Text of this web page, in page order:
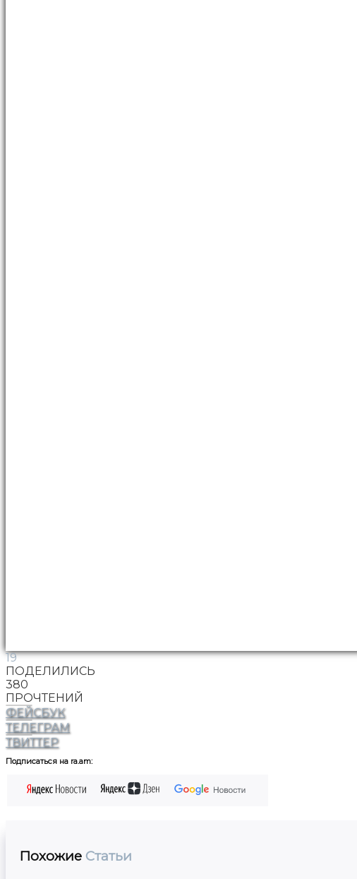
19
ПОДЕЛИЛИСЬ
380
ПРОЧТЕНИЙ
ФЕЙСБУК
ТЕЛЕГРАМ
ТВИТТЕР
Подписаться на ra.am:
Похожие Статьи